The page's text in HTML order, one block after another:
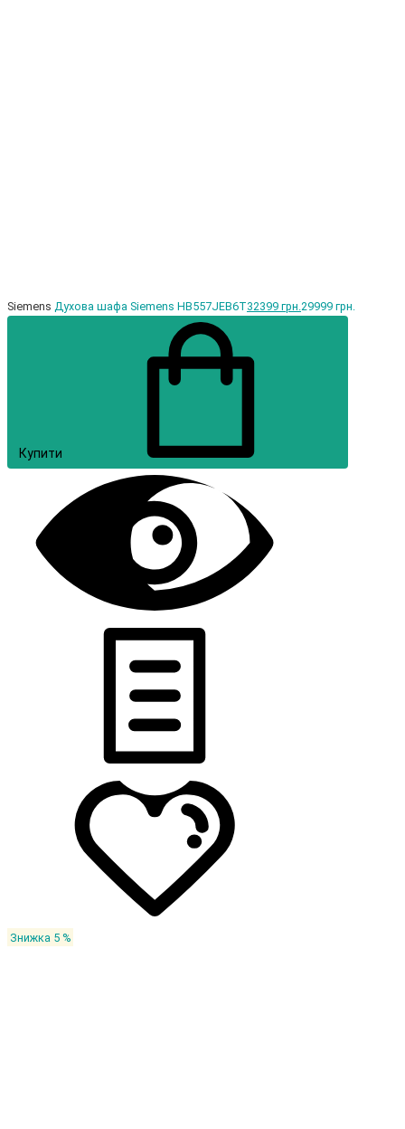
Siemens Духова шафа Siemens HB557JEB6T32399 грн.29999 грн.
Купити
Знижка 5 %